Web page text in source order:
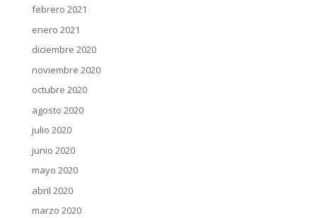
febrero 2021
enero 2021
diciembre 2020
noviembre 2020
octubre 2020
agosto 2020
julio 2020
junio 2020
mayo 2020
abril 2020
marzo 2020